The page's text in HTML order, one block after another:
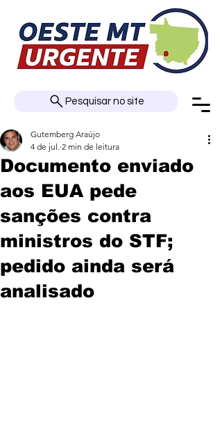
Pesquisar no site
Documento enviado
aos EUA pede
sanções contra
ministros do STF;
pedido ainda será
analisado
Gutemberg Araújo
4 de jul. 2 min de leitura